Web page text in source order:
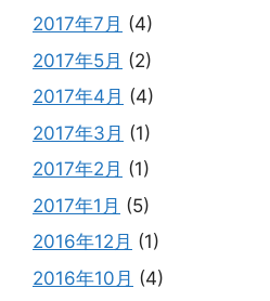
2017年7月 (4)
2017年5月 (2)
2017年4月 (4)
2017年3月 (1)
2017年2月 (1)
2017年1月 (5)
2016年12月 (1)
2016年10月 (4)